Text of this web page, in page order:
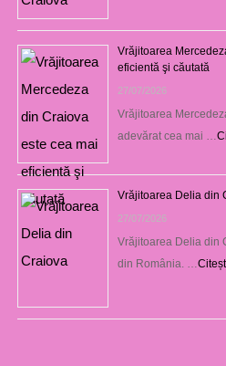
Vrăjitoarea
eficientă şi căutată
27/07/2026
Vrăjitoarea
adevărat cea mai …
Vrăjitoarea Delia din
27/07/2026
Vrăjitoarea Delia din
din România. …